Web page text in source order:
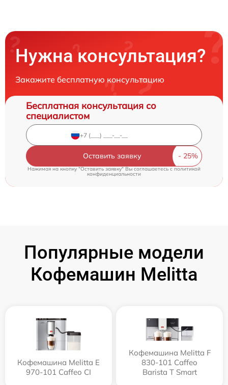
Нужна консультация?
Закажите бесплатную консультацию
Бесплатная консультация со
специалистом
Оставить заявку
Нажимая на кнопку "Оставить заявку" Вы соглашаетесь cполитикой
конфиденциальности
Популярные модели
Кофемашин Melitta
Кофемашина Melitta Е
970-101 Caffeo CI
Кофемашина Melitta F
830-101 Caffeo
Barista T Smart